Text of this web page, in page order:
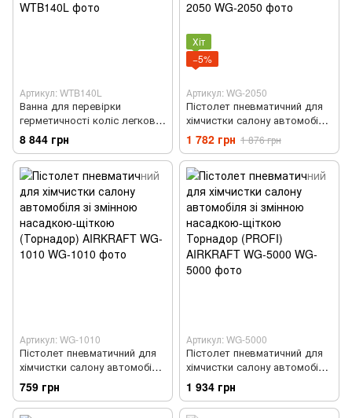
Артикул: WTB140L
Ванна для перевірки
герметичності коліс легкових
та легких комерційних
автомобілів (140л) (ХЗСО)
WTB140L
8 844 грн
Хіт
−5%
Артикул: WG-2050
Пістолет пневматичний для
хімчистки салону автомобіля
зі змінною насадкою-щіткою
(Торнадор) AIRKRAFT WG-
2050
1 782 грн 1 876 грн
Артикул: WG-1010
Пістолет пневматичний для
хімчистки салону автомобіля
зі змінною насадкою-щіткою
(Торнадор) AIRKRAFT WG-
1010
759 грн
Артикул: WG-5000
Пістолет пневматичний для
хімчистки салону автомобіля
зі змінною насадкою-щіткою
Торнадор (PROFI) AIRKRAFT
WG-5000
1 934 грн